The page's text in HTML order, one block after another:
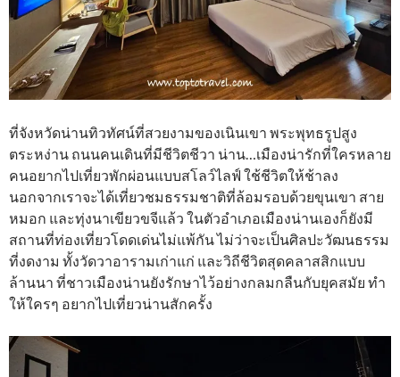
ที่จังหวัดน่านทิวทัศน์ที่สวยงามของเนินเขา พระพุทธรูปสูง
ตระหง่าน ถนนคนเดินที่มีชีวิตชีวา น่าน…เมืองน่ารักที่ใครหลาย
คนอยากไปเที่ยวพักผ่อนแบบสโลว์ไลฟ์ ใช้ชีวิตให้ช้าลง
นอกจากเราจะได้เที่ยวชมธรรมชาติที่ล้อมรอบด้วยขุนเขา สาย
หมอก และทุ่งนาเขียวขจีแล้ว ในตัวอำเภอเมืองน่านเองก็ยังมี
สถานที่ท่องเที่ยวโดดเด่นไม่แพ้กัน ไม่ว่าจะเป็นศิลปะวัฒนธรรม
ที่งดงาม ทั้งวัดวาอารามเก่าแก่ และวิถีชีวิตสุดคลาสสิกแบบ
ล้านนา ที่ชาวเมืองน่านยังรักษาไว้อย่างกลมกลืนกับยุคสมัย ทำ
ให้ใครๆ อยากไปเที่ยวน่านสักครั้ง